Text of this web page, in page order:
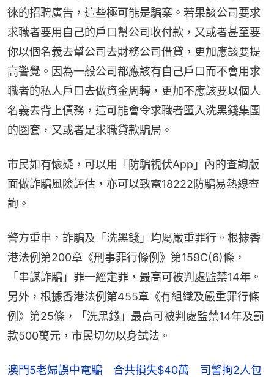
徠的招聘廣告，這些極可能是騙案。若果該公司要求
求職者要用自己的戶口幫公司收付款，又或者甚至要
你以個名義去幫公司去財務公司借貸，更加應該要提
高警覺。因為一般公司都應該有自己戶口而不會用求
職者的私人戶口去做資金周轉，更加不應該要以個人
名義去背上債務，這可能會令求職者墮入洗黑錢集團
的圏套，又或者是求職貸款騙局。
市民如有懷疑，可以用「防騙視伏App」內的查詢版
面做詐騙風險評估，亦可以致電18222防騙易熱線查
詢。
警方重申，詐騙及「洗黑錢」均屬嚴重罪行。根據香
港法例第200章《刑事罪行條例》第159C(6)條，
「串謀詐騙」罪一經定罪，最高可被判處監禁14年。
另外，根據香港法例第455章《有組織及嚴重罪行條
例》第25條，「洗黑錢」最高可被判處監禁14年及罰
款500萬元，市民切勿以身試法。
澳門5老婦誤中電騙 合共損失$40萬 司警拘2人包